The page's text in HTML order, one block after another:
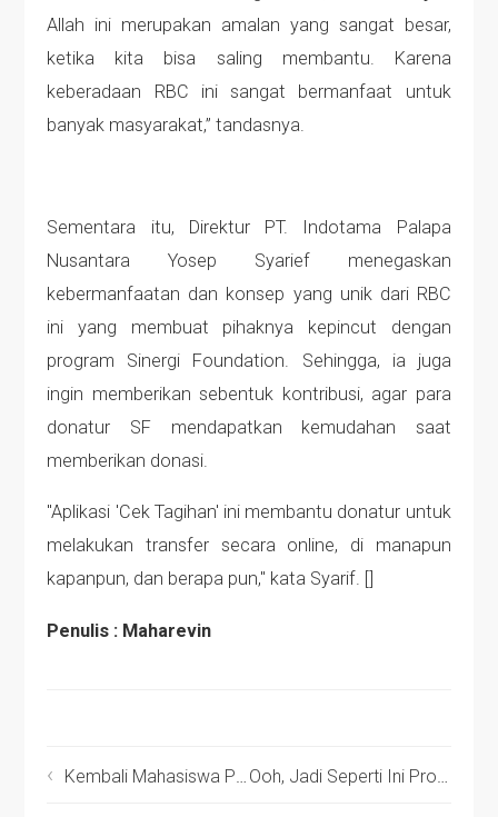
Allah ini merupakan amalan yang sangat besar,
ketika kita bisa saling membantu. Karena
keberadaan RBC ini sangat bermanfaat untuk
banyak masyarakat,” tandasnya.
Sementara itu, Direktur PT. Indotama Palapa
Nusantara Yosep Syarief menegaskan
kebermanfaatan dan konsep yang unik dari RBC
ini yang membuat pihaknya kepincut dengan
program Sinergi Foundation. Sehingga, ia juga
ingin memberikan sebentuk kontribusi, agar para
donatur SF mendapatkan kemudahan saat
memberikan donasi.
"Aplikasi 'Cek Tagihan' ini membantu donatur untuk
melakukan transfer secara online, di manapun
kapanpun, dan berapa pun," kata Syarif. []
Penulis : Maharevin
Kembali Mahasiswa Pemimpin Bangsa Raih Prestasi, Kini Giliran Andri Valerian Ooh, Jadi Seperti Ini Prosedur Jadi Member RBC